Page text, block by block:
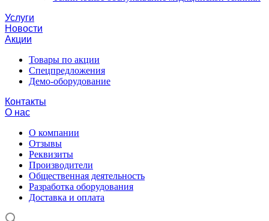
Услуги
Новости
Акции
Товары по акции
Спецпредложения
Демо-оборудование
Контакты
О нас
О компании
Отзывы
Реквизиты
Производители
Общественная деятельность
Разработка оборудования
Доставка и оплата